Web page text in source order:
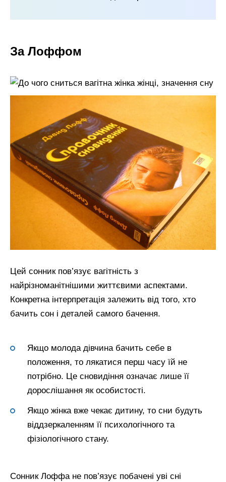
За Лоффом
Цей сонник пов’язує вагітність з
найрізноманітнішими життєвими аспектами.
Конкретна інтерпретація залежить від того, хто
бачить сон і деталей самого бачення.
Якщо молода дівчина бачить себе в
положення, то лякатися перш часу їй не
потрібно. Це сновидіння означає лише її
дорослішання як особистості.
Якщо жінка вже чекає дитину, то сни будуть
віддзеркаленням її психологічного та
фізіологічного стану.
Сонник Лоффа не пов’язує побачені уві сні